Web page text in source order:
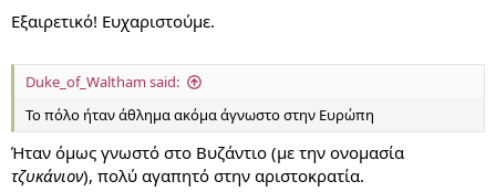
Εξαιρετικό! Ευχαριστούμε.
Duke_of_Waltham said:
Το πόλο ήταν άθλημα ακόμα άγνωστο στην Ευρώπη
Ήταν όμως γνωστό στο Βυζάντιο (με την ονομασία
τζυκάνιον), πολύ αγαπητό στην αριστοκρατία.